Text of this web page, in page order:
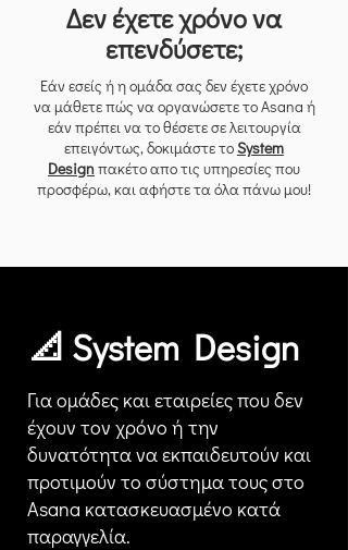
Δεν έχετε χρόνο να
επενδύσετε;
Εάν εσείς ή η ομάδα σας δεν έχετε χρόνο
να μάθετε πώς να οργανώσετε το Asana ή
εάν πρέπει να το θέσετε σε λειτουργία
επειγόντως, δοκιμάστε τοSystem
Design πακέτο απο τις υπηρεσίες που
προσφέρω, και αφήστε τα όλα πάνω μου!
📐 System Design
Για ομάδες και εταιρείες που δεν
έχουν τον χρόνο ή την
δυνατότητα να εκπαιδευτούν και
προτιμούν το σύστημα τους στο
Asana κατασκευασμένο κατά
παραγγελία.